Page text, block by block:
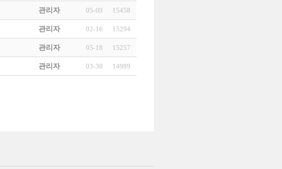
관리자 05-09 15458
관리자 02-16 15294
관리자 05-18 15257
관리자 03-30 14989